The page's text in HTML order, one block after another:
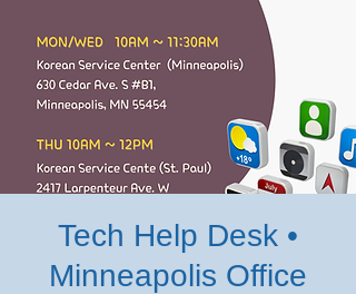
Tech Help Desk •
Minneapolis Office